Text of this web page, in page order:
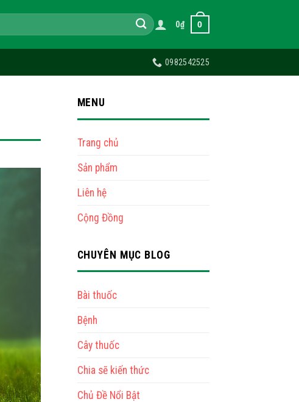
0₫ 0
0982542525
MENU
Trang chủ
Sản phẩm
Liên hệ
Cộng Đồng
CHUYÊN MỤC BLOG
Bài thuốc
Bệnh
Cây thuốc
Chia sẽ kiến thức
Chủ Đề Nổi Bật